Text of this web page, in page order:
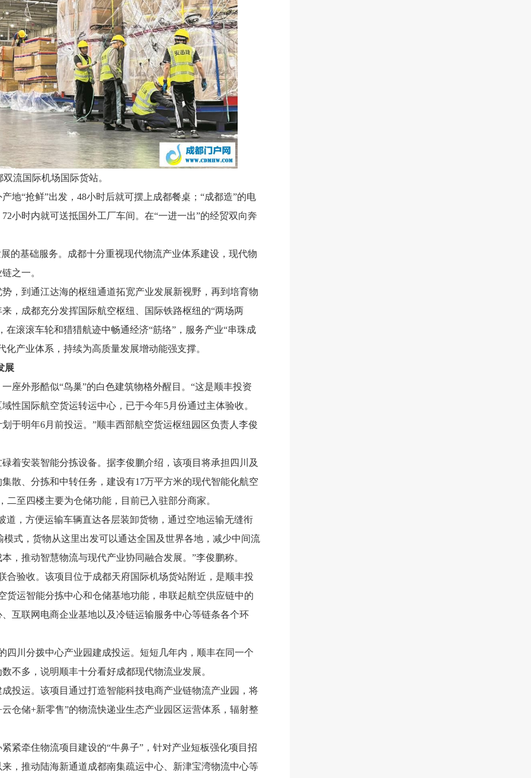
双流国际机场国际货站。
地“抢鲜”出发，48小时后就可摆上成都餐桌；“成都造”的电
小时内就可送抵国外工厂车间。在“一进一出”的经贸双向奔
的基础服务。成都十分重视现代物流产业体系建设，现代物
之一。
，到通江达海的枢纽通道拓宽产业发展新视野，再到培育物
，成都充分发挥国际航空枢纽、国际铁路枢纽的“两场两
滚滚车轮和猎猎航迹中畅通经济“筋络”，服务产业“串珠成
产业体系，持续为高质量发展增动能强支撑。
展
座外形酷似“鸟巢”的白色建筑物格外醒目。“这是顺丰投资
性国际航空货运转运中心，已于今年5月份通过主体验收。
于明年6月前投运。”顺丰西部航空货运枢纽园区负责人李俊
着安装智能分拣设备。据李俊鹏介绍，该项目将承担四川及
散、分拣和中转任务，建设有17万平方米的现代智能化航空
至四楼主要为仓储功能，目前已入驻部分商家。
道，方便运输车辆直达各层装卸货物，通过空地运输无缝衔
模式，货物从这里出发可以通达全国及世界各地，减少中间流
，推动智慧物流与现代产业协同融合发展。”李俊鹏称。
合验收。该项目位于成都天府国际机场货站附近，是顺丰投
货运智能分拣中心和仓储基地功能，串联起航空供应链中的
互联网电商企业基地以及冷链运输服务中心等链条各个环
四川分拨中心产业园建成投运。短短几年内，顺丰在同一个
不多，说明顺丰十分看好成都现代物流业发展。
投运。该项目通过打造智能科技电商产业链物流产业园，将
仓储+新零售”的物流快递业生态产业园区运营体系，辐射整
紧牵住物流项目建设的“牛鼻子”，针对产业短板强化项目招
，推动陆海新通道成都南集疏运中心、新津宝湾物流中心等